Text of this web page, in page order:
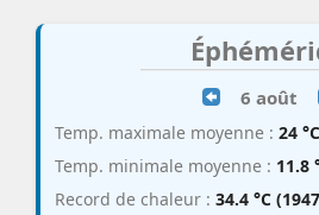
6 août
Temp. maximale moyenne : 24 °C
Temp. minimale moyenne : 11.8
Record de chaleur : 34.4 °C